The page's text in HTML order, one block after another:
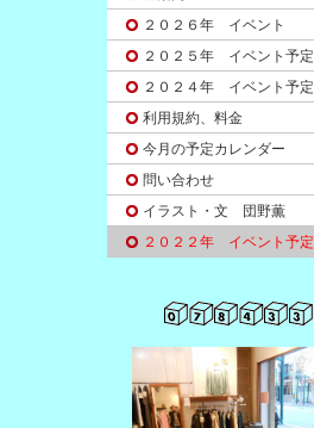
２０２６年 イベント
２０２５年 イベント予定
２０２４年 イベント予定
利用規約、料金
今月の予定カレンダー
問い合わせ
イラスト・文 団野薫
２０２２年 イベント予定